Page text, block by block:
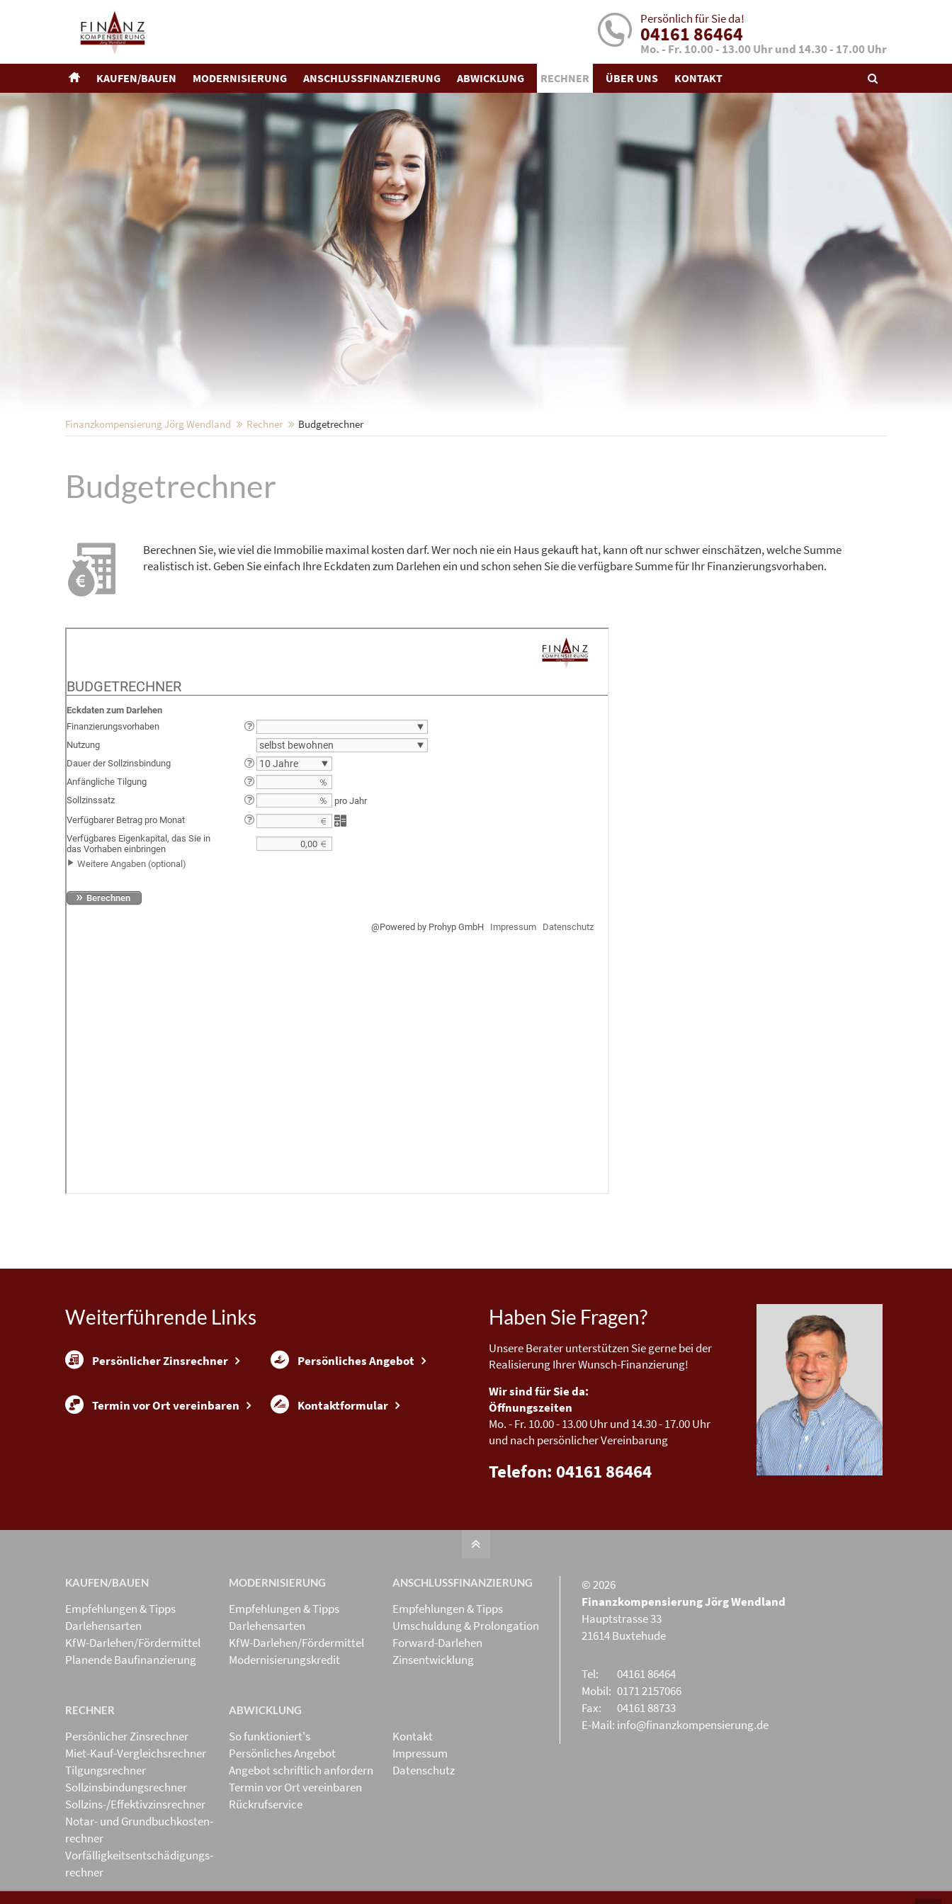
Persönlich für Sie da!
04161 86464
Mo. - Fr. 10.00 - 13.00 Uhr und 14.30 - 17.00 Uhr
KAUFEN/BAUEN MODERNISIERUNG ANSCHLUSS­FINANZIERUNG ABWICKLUNG RECHNER ÜBER UNS KONTAKT
Finanzkompensierung Jörg Wendland Rechner Budget­rechner
Budgetrechner
Berechnen Sie, wie viel die Immobilie maximal kosten darf. Wer noch nie ein Haus gekauft hat, kann oft nur schwer einschätzen, welche Summe
realistisch ist. Geben Sie einfach Ihre Eckdaten zum Darlehen ein und schon sehen Sie die verfügbare Summe für Ihr Finanzierungsvorhaben.
Weiterführende Links
Persönlicher Zinsrechner Persönliches Angebot
Termin vor Ort vereinbaren Kontaktformular
Haben Sie Fragen?
Unsere Berater unterstützen Sie gerne bei der
Realisierung Ihrer Wunsch-Finanzierung!
Wir sind für Sie da:
Öffnungszeiten
Mo. - Fr. 10.00 - 13.00 Uhr und 14.30 - 17.00 Uhr
und nach persönlicher Vereinbarung
Telefon: 04161 86464
KAUFEN/BAUEN
Empfehlungen & Tipps
Darlehensarten
KfW-Darlehen/Fördermittel
Planende Baufinanzierung
MODERNISIERUNG
Empfehlungen & Tipps
Darlehensarten
KfW-Darlehen/Fördermittel
Modernisierungskredit
ANSCHLUSS­FINANZIERUNG
Empfehlungen & Tipps
Umschuldung & Prolongation
Forward-Darlehen
Zinsentwicklung
RECHNER
Persönlicher Zinsrechner
Miet-Kauf-Vergleichsrechner
Tilgungsrechner
Sollzinsbindungs­rechner
Sollzins-/Effektivzins­rechner
Notar- und Grundbuchkosten­
rechner
Vorfälligkeits­entschädigungs­
rechner
ABWICKLUNG
So funktioniert's
Persönliches Angebot
Angebot schriftlich anfordern
Termin vor Ort vereinbaren
Rückrufservice
Kontakt
Impressum
Datenschutz
© 2026
Finanzkompensierung Jörg Wendland
Hauptstrasse 33
21614 Buxtehude
Tel:
04161 86464
Mobil: 0171 2157066
Fax:
04161 88733
E-Mail: info@finanzkompensierung.de